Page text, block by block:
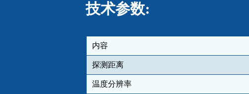
技术参数:
内容
探测距离
温度分辨率